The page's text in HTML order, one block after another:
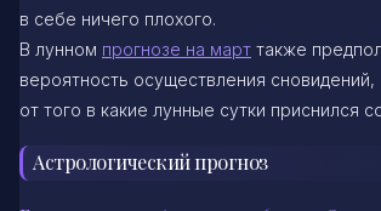
в себе ничего плохого.
В лунном прогнозе на март также
вероятность осуществления сновидений,
от того в какие лунные сутки приснился
Астрологический прогноз